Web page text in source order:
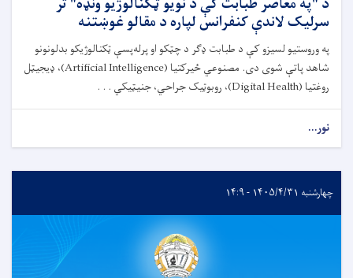
سرلیک لاندې کنفرانس لپاره د مقالو غوښتنه
په وروستیو لسیزو کې د طبابت ډګر د چټکو او پرله‌پسې ټکنالوژیکو بدلونونو
شاهد پاتې شوی دی. مصنوعي ځیرکتیا (Artificial Intelligence)، ډیجیټل
روغتیا (Digital Health)، روبوټیک جراحي، جنیټیکي . . .
نور...
چهارشنبه ۱۴۰۵/۴/۳۱ - ۱۴:۹